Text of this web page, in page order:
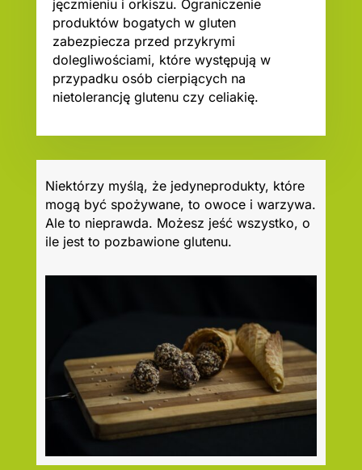
jęczmieniu i orkiszu. Ograniczenie
produktów bogatych w gluten
zabezpiecza przed przykrymi
dolegliwościami, które występują w
przypadku osób cierpiących na
nietolerancję glutenu czy celiakię.
Niektórzy myślą, że jedyneprodukty, które
mogą być spożywane, to owoce i warzywa.
Ale to nieprawda. Możesz jeść wszystko, o
ile jest to pozbawione glutenu.